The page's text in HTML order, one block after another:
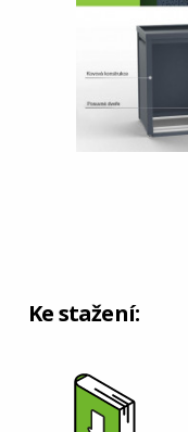
Ke stažení: